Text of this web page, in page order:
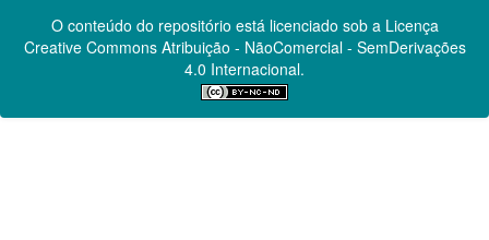
O conteúdo do repositório está licenciado sob a Licença
Creative CommonsAtribuição - NãoComercial - SemDerivações
4.0 Internacional.